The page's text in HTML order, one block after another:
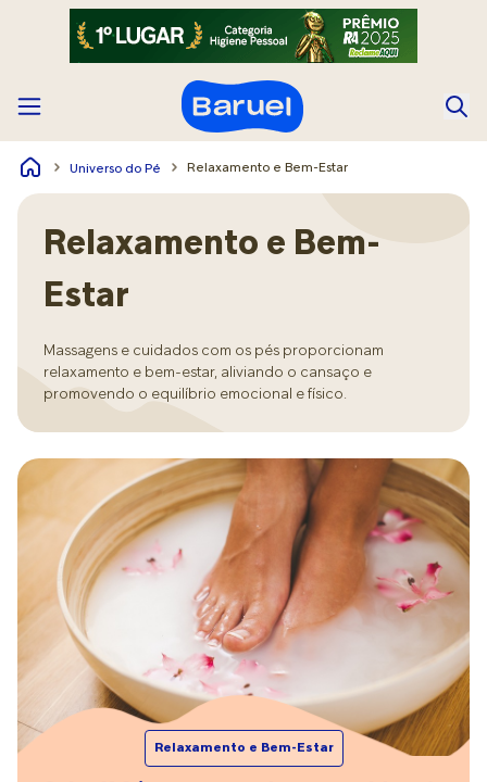
Universo do Pé Relaxamento e Bem-Estar
Relaxamento e Bem-
Estar
Massagens e cuidados com os pés proporcionam
relaxamento e bem-estar, aliviando o cansaço e
promovendo o equilíbrio emocional e físico.
Relaxamento e Bem-Estar